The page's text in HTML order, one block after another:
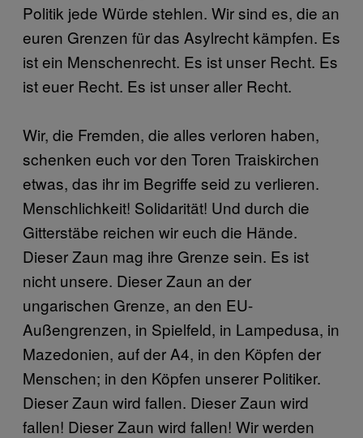
Politik jede Würde stehlen. Wir sind es, die an
euren Grenzen für das Asylrecht kämpfen. Es
ist ein Menschenrecht. Es ist unser Recht. Es
ist euer Recht. Es ist unser aller Recht.
Wir, die Fremden, die alles verloren haben,
schenken euch vor den Toren Traiskirchen
etwas, das ihr im Begriffe seid zu verlieren.
Menschlichkeit! Solidarität! Und durch die
Gitterstäbe reichen wir euch die Hände.
Dieser Zaun mag ihre Grenze sein. Es ist
nicht unsere. Dieser Zaun an der
ungarischen Grenze, an den EU-
Außengrenzen, in Spielfeld, in Lampedusa, in
Mazedonien, auf der A4, in den Köpfen der
Menschen; in den Köpfen unserer Politiker.
Dieser Zaun wird fallen. Dieser Zaun wird
fallen! Dieser Zaun wird fallen! Wir werden